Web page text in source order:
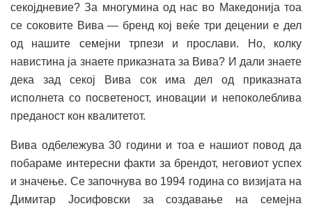
секојдневие? За многумина од нас во Македонија тоа
се соковите Вива — бренд кој веќе три децении е дел
од нашите семејни трпези и прослави. Но, колку
навистина ја знаете приказната за Вива? И дали знаете
дека зад секој Вива сок има дел од приказната
исполнета со посветеност, иновации и непоколеблива
преданост кон квалитетот.
Вива одбележува 30 години и тоа е нашиот повод да
побараме интересни факти за брендот, неговиот успех
и значење. Се започнува во 1994 година со визијата на
Димитар Јосифовски за создавање на семејна